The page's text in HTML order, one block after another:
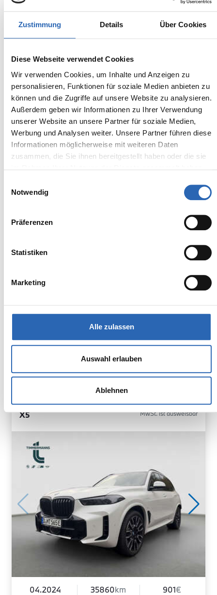
Zustimmung Details Über Cookies
Diese Webseite verwendet Cookies
Wir verwenden Cookies, um Inhalte und Anzeigen zu
personalisieren, Funktionen für soziale Medien anbieten zu
können und die Zugriffe auf unsere Website zu analysieren.
Außerdem geben wir Informationen zu Ihrer Verwendung
unserer Website an unsere Partner für soziale Medien,
Werbung und Analysen weiter. Unsere Partner führen diese
Informationen möglicherweise mit weiteren Daten
zusammen, die Sie ihnen bereitgestellt haben oder die sie
Notwendig
Präferenzen
Statistiken
Marketing
Alle zulassen
Auswahl erlauben
Ablehnen
BMW Kürzlich reduziert
132.590,00€
MwSt. ist ausweisbar
inkl. MwSt.
5 Sitze
8 Gänge
10.5 l/100km (WLTP)
238 g/km (WLTP)
CO2-Klasse: G
Zum Fahrzeug
BMW
X5
77.850,00€
MwSt. ist ausweisbar
04.2024 35860km 901€